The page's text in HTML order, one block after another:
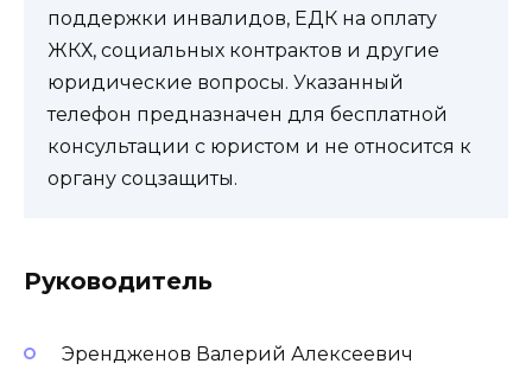
поддержки инвалидов, ЕДК на оплату
ЖКХ, социальных контрактов и другие
юридические вопросы. Указанный
телефон предназначен для бесплатной
консультации с юристом и не относится к
органу соцзащиты.
Руководитель
Эрендженов Валерий Алексеевич